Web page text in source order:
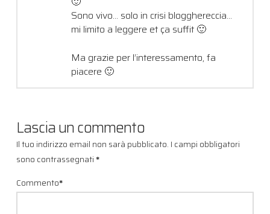
Sono vivo… solo in crisi blogghereccia…
mi limito a leggere et ça suffit 🙂
Ma grazie per l’interessamento, fa
piacere 🙂
Lascia un commento
Il tuo indirizzo email non sarà pubblicato. I campi obbligatori
sono contrassegnati*
Commento*